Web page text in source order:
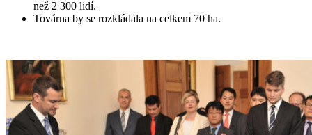
než 2 300 lidí.
Továrna by se rozkládala na celkem 70 ha.